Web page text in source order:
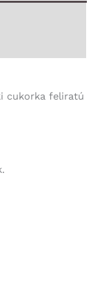
cukorka feliratú